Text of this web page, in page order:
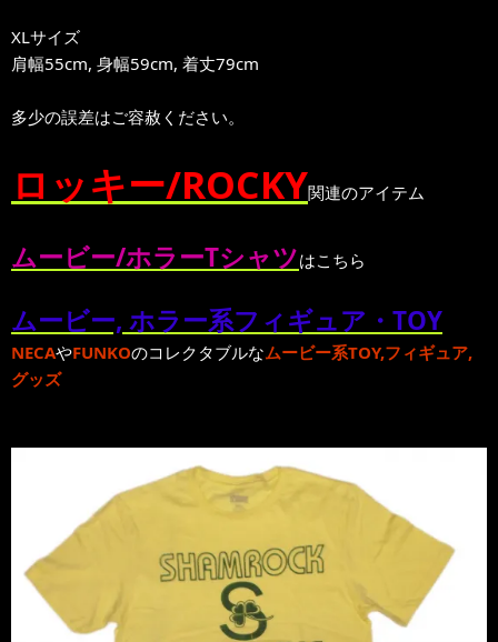
XLサイズ
肩幅55cm, 身幅59cm, 着丈79cm
多少の誤差はご容赦ください。
ロッキー/ROCKY関連のアイテム
ムービー/ホラーTシャツはこちら
ムービー, ホラー系フィギュア・TOY
NECAやFUNKOのコレクタブルなムービー系TOY,フィギュア,
グッズ